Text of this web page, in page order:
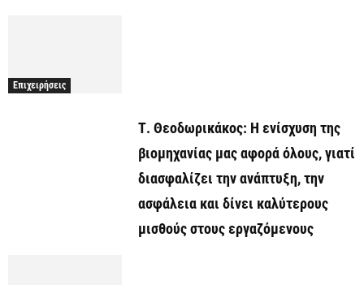
Επιχειρήσεις
Τ. Θεοδωρικάκος: Η ενίσχυση της
βιομηχανίας μας αφορά όλους, γιατί
διασφαλίζει την ανάπτυξη, την
ασφάλεια και δίνει καλύτερους
μισθούς στους εργαζόμενους